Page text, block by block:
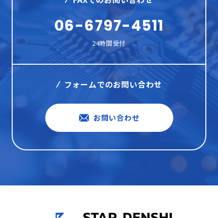
06-6797-4511
24時間受付
フォームでのお問い合わせ
お問い合わせ